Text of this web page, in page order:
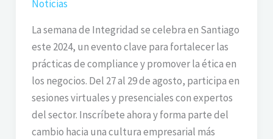
Noticias
La semana de Integridad se celebra en Santiago
este 2024, un evento clave para fortalecer las
prácticas de compliance y promover la ética en
los negocios. Del 27 al 29 de agosto, participa en
sesiones virtuales y presenciales con expertos
del sector. Inscríbete ahora y forma parte del
cambio hacia una cultura empresarial más